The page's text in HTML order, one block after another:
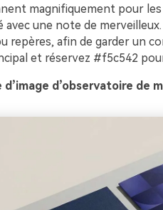
magnifiquement pour
avec une note de
repères, afin de garder un
et réservez #f5c542
d’image d’observatoire de